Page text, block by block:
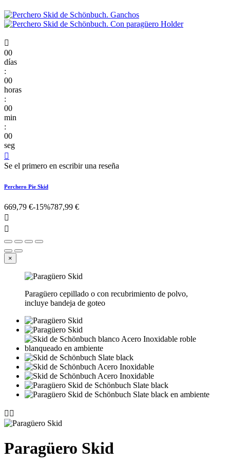

00
días
:
00
horas
:
00
min
:
00
seg

Se el primero en escribir una reseña
Perchero Pie Skid
669,79 €-15%787,99 €


×
Paragüero cepillado o con recubrimiento de polvo,
incluye bandeja de goteo
 
Paragüero Skid